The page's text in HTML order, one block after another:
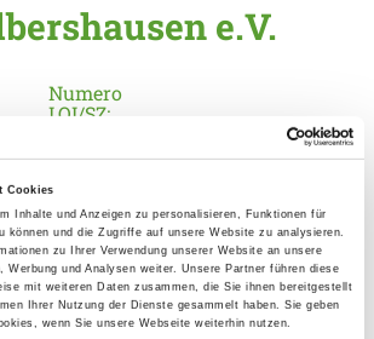
Cookies
Inhalte und Anzeigen zu personalisieren, Funktionen für
können und die Zugriffe auf unsere Website zu analysieren.
zu Ihrer Verwendung unserer Website an unsere
Werbung und Analysen weiter. Unsere Partner führen diese
mit weiteren Daten zusammen, die Sie ihnen bereitgestellt
Ihrer Nutzung der Dienste gesammelt haben. Sie geben
wenn Sie unsere Webseite weiterhin nutzen.
e.V.
Numero
LOI/SZ:
zur Ortsgruppe
e.V.